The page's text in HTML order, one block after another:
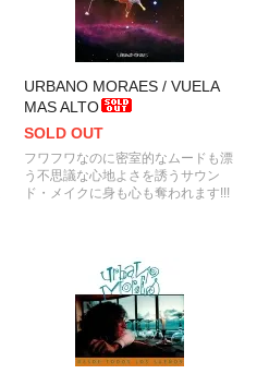
URBANO MORAES / VUELA
MAS ALTO
SOLD OUT
フワフワなのに密室的なムードも漂
う不思議な心地よさを誘うサウン
ド・メイクに身も心も奪われます!!!